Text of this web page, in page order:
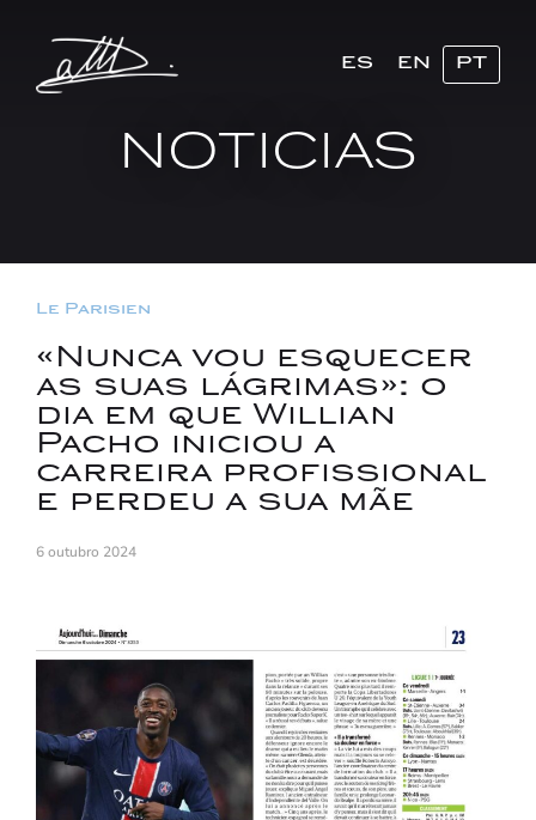
ES EN PT
NOTICIAS
Le Parisien
«Nunca vou esquecer
as suas lágrimas»: o
dia em que Willian
Pacho iniciou a
carreira profissional
e perdeu a sua mãe
6 outubro 2024